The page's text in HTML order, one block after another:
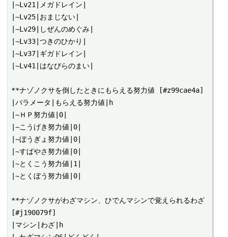
|~Lv21|メガドレイン|
|~Lv25|おまじない|
|~Lv29|しぜんのめぐみ|
|~Lv33|つきのひかり|
|~Lv37|ギガドレイン|
|~Lv41|はなびらのまい|
**ナゾノクサを倒したときにもらえる努力値 [#z99cae4a]
|パラメータ|もらえる努力値|h
|~ＨＰ努力値|0|
|~こうげき努力値|0|
|~ぼうぎょ努力値|0|
|~すばやさ努力値|0|
|~とくこう努力値|1|
|~とくぼう努力値|0|
**ナゾノクサがわざマシン、ひでんマシンで覚えられるわざ
[#j190079f]
|マシン|わざ|h